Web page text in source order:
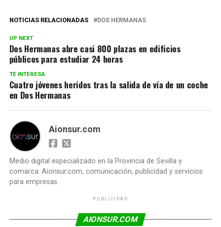
NOTICIAS RELACIONADAS DOS HERMANAS
UP NEXT
Dos Hermanas abre casi 800 plazas en edificios
públicos para estudiar 24 horas
TE INTERESA
Cuatro jóvenes heridos tras la salida de vía de un coche
en Dos Hermanas
Aionsur.com
Medio digital especializado en la Provincia de Sevilla y
comarca. Aionsur.com, comunicación, publicidad y servicios
para empresas.
PUBLICIDAD
AIONSUR.COM